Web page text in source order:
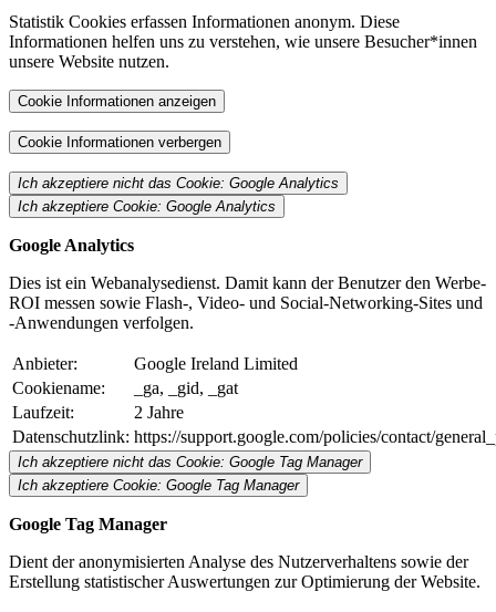
Statistik Cookies erfassen Informationen anonym. Diese
Informationen helfen uns zu verstehen, wie unsere Besucher*innen
unsere Website nutzen.
Cookie Informationen anzeigen
Cookie Informationen verbergen
Ich akzeptiere nicht das Cookie: Google Analytics
Ich akzeptiere Cookie: Google Analytics
Google Analytics
Dies ist ein Webanalysedienst. Damit kann der Benutzer den Werbe-
ROI messen sowie Flash-, Video- und Social-Networking-Sites und
-Anwendungen verfolgen.
Anbieter:
Google Ireland Limited
Cookiename:
_ga, _gid, _gat
Laufzeit:
2 Jahre
Datenschutzlink: https://support.google.com/policies/contact/
Ich akzeptiere nicht das Cookie: Google Tag Manager
Ich akzeptiere Cookie: Google Tag Manager
Google Tag Manager
Dient der anonymisierten Analyse des Nutzerverhaltens sowie der
Erstellung statistischer Auswertungen zur Optimierung der Website.